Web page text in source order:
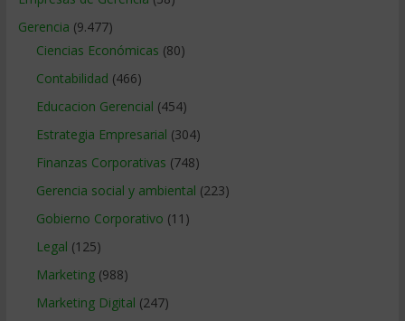
Gerencia (9.477)
Ciencias Económicas (80)
Contabilidad (466)
Educacion Gerencial (454)
Estrategia Empresarial (304)
Finanzas Corporativas (748)
Gerencia social y ambiental (223)
Gobierno Corporativo (11)
Legal (125)
Marketing(988)
Marketing Digital (247)